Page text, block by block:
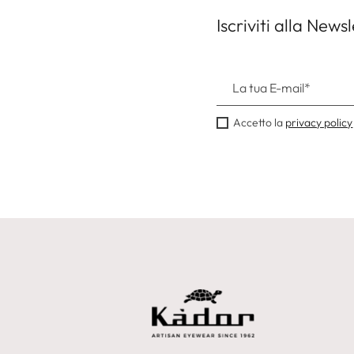
Iscriviti alla
Accetto la privacy policy